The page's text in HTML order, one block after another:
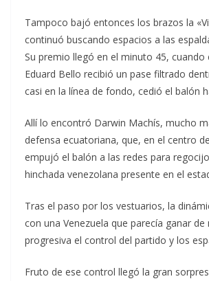
Tampoco bajó entonces los brazos la
continuó buscando espacios a las
Su premio llegó en el minuto 45, cuando
Eduard Bello recibió un pase filtrado
casi en la línea de fondo, cedió el balón
Allí lo encontró Darwin Machís, mucho
defensa ecuatoriana, que, en el centro
empujó el balón a las redes para
hinchada venezolana presente en el
Tras el paso por los vestuarios, la
con una Venezuela que parecía ganar de
progresiva el control del partido y los
Fruto de ese control llegó la gran